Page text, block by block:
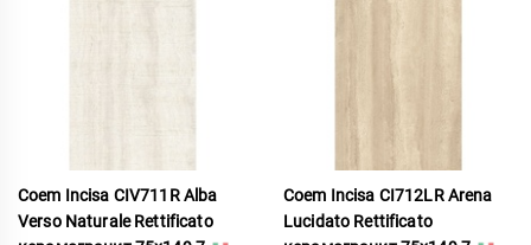
Coem Incisa CIV711R Alba
Verso Naturale Rettificato
Coem Incisa CI712LR Arena
Lucidato Rettificato